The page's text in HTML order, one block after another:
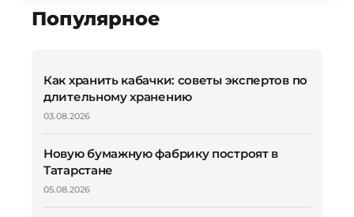
Популярное
Как хранить кабачки: советы экспертов по
длительному хранению
03.08.2026
Новую бумажную фабрику построят в
Татарстане
05.08.2026